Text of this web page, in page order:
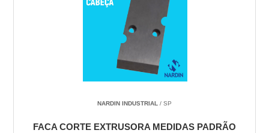
NARDIN INDUSTRIAL / SP
FACA CORTE EXTRUSORA MEDIDAS PADRÃO